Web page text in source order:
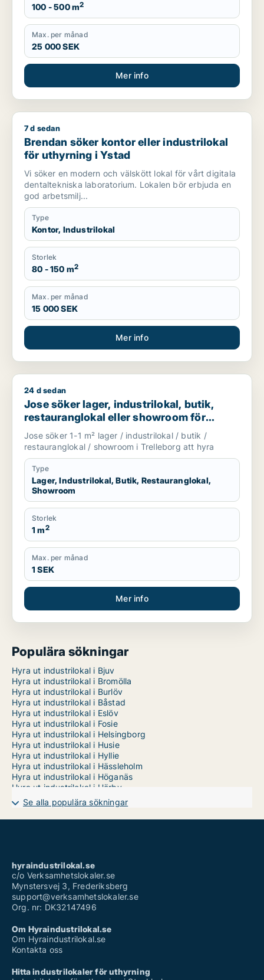
100 - 500 m2
Max. per månad
25 000 SEK
Mer info
Brendan söker kontor eller industrilokal för uthyrning i Ystad
7 d sedan
Brendan söker kontor eller industrilokal
för uthyrning i Ystad
Vi söker en modern och välskött lokal för vårt digitala
dentaltekniska laboratorium. Lokalen bör erbjuda en
god arbetsmilj...
Type
Kontor, Industrilokal
Storlek
80 - 150 m2
Max. per månad
15 000 SEK
Mer info
Jose söker lager, industrilokal, butik, restauranglokal eller
24 d sedan
Jose söker lager, industrilokal, butik,
restauranglokal eller showroom för
uthyrning i Trelleborg
Jose söker 1-1 m² lager / industrilokal / butik /
restauranglokal / showroom i Trelleborg att hyra
Type
Lager, Industrilokal, Butik, Restauranglokal,
Showroom
Storlek
1 m2
Max. per månad
1 SEK
Mer info
Populära sökningar
Hyra ut industrilokal i Bjuv
Hyra ut industrilokal i Bromölla
Hyra ut industrilokal i Burlöv
Hyra ut industrilokal i Båstad
Hyra ut industrilokal i Eslöv
Hyra ut industrilokal i Fosie
Hyra ut industrilokal i Helsingborg
Hyra ut industrilokal i Husie
Hyra ut industrilokal i Hyllie
Hyra ut industrilokal i Hässleholm
Hyra ut industrilokal i Höganäs
Hyra ut industrilokal i Hörby
Hyra ut industrilokal i Höör
Hyra ut industrilokal i Kirseberg
Hyra ut industrilokal i Klippan
Hyra ut industrilokal i Limhamn/Bunkeflo
Hyra ut industrilokal i Lomma
Hyra ut industrilokal i Lund
Hyra ut industrilokal i Malmö Centrum
Hyra ut industrilokal i Osby
Hyra ut industrilokal i Oxie
Hyra ut industrilokal i Perstorp
Hyra ut industrilokal i Rosengård
Hyra ut industrilokal i Simrishamn
Hyra ut industrilokal i Skurup
Se alla populära sökningar
hyraindustrilokal.se
c/o Verksamhetslokaler.se
Mynstersvej 3, Frederiksberg
support@verksamhetslokaler.se
Org. nr: DK32147496
Om Hyraindustrilokal.se
Om Hyraindustrilokal.se
Kontakta oss
Hitta industrilokaler för uthyrning